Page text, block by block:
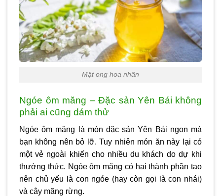
Mật ong hoa nhãn
Ngóe ôm măng – Đặc sản Yên Bái không
phải ai cũng dám thử
Ngóe ôm măng là món đặc sản Yên Bái ngon mà
bạn không nên bỏ lỡ. Tuy nhiên món ăn này lại có
một vẻ ngoài khiến cho nhiều du khách do dự khi
thưởng thức. Ngóe ôm măng có hai thành phần tạo
nên chủ yếu là con ngóe (hay còn gọi là con nhái)
và cây măng rừng.